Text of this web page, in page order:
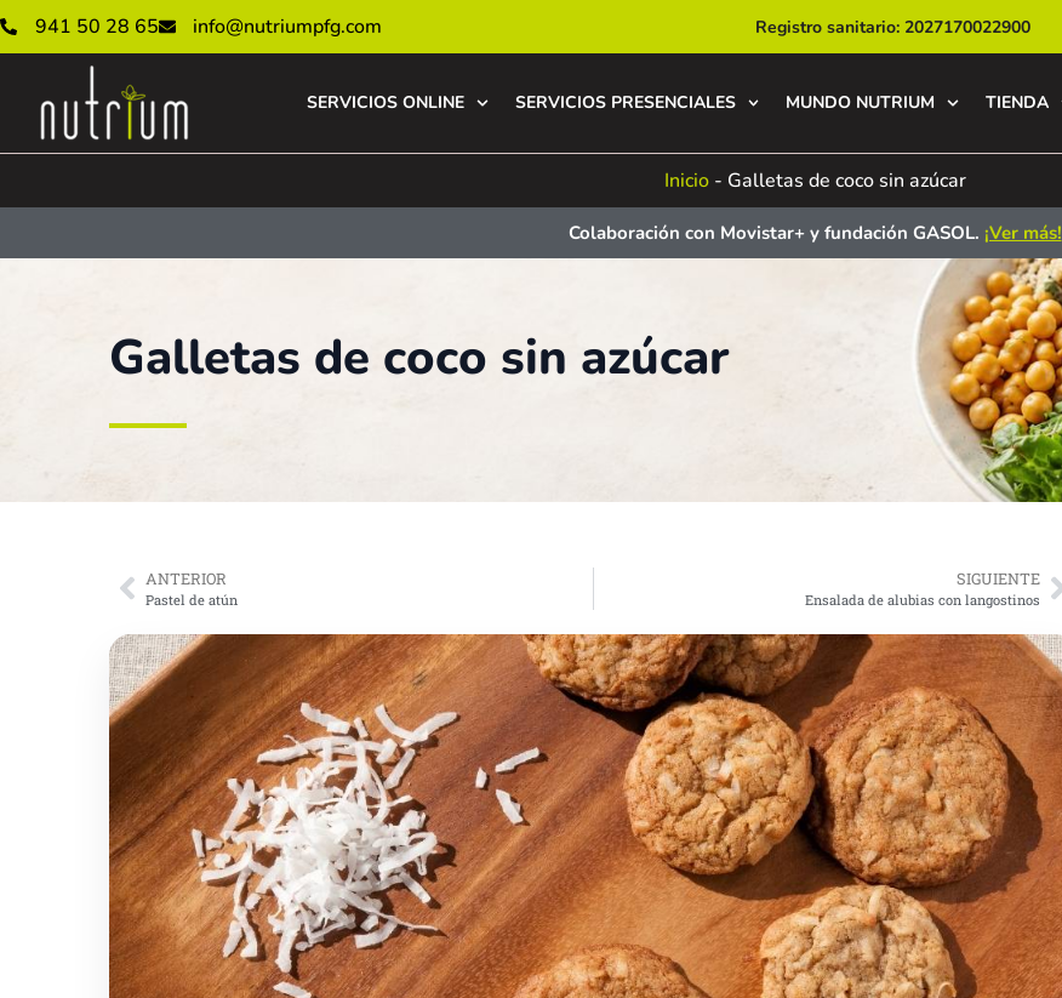
941 50 28 65 info@nutriumpfg.com Registro sanitario: 2027170022900
SERVICIOS ONLINE SERVICIOS PRESENCIALES MUNDO NUTRIUM TIENDA
Inicio- Galletas de coco sin azúcar
Colaboración con Movistar+ y fundación GASOL. ¡Ver más!
Galletas de coco sin azúcar
ANTERIOR
Pastel de atún
SIGUIENTE
Ensalada de alubias con langostinos